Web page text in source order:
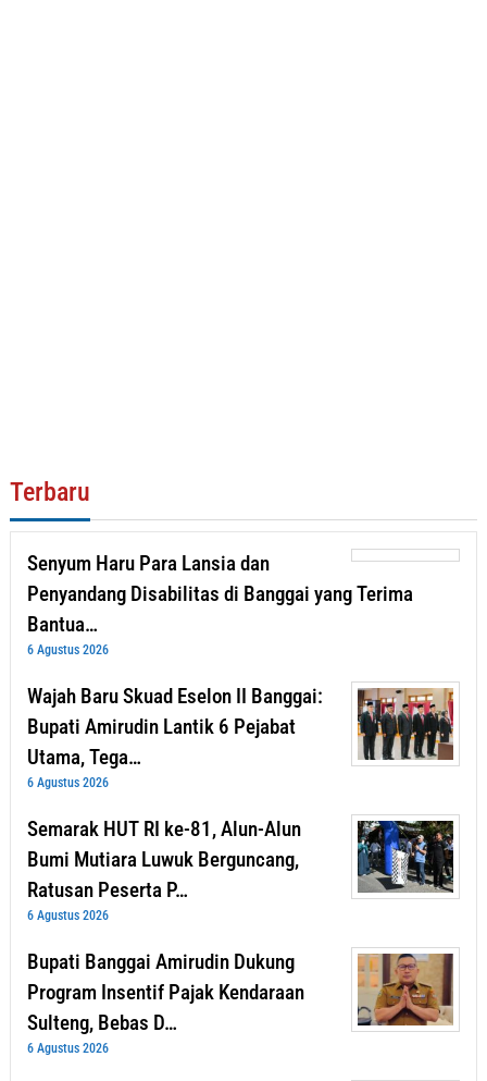
Terbaru
Senyum Haru Para Lansia dan
Penyandang Disabilitas di Banggai yang Terima
Bantua…
6 Agustus 2026
Wajah Baru Skuad Eselon II Banggai:
Bupati Amirudin Lantik 6 Pejabat
Utama, Tega…
6 Agustus 2026
Semarak HUT RI ke-81, Alun-Alun
Bumi Mutiara Luwuk Berguncang,
Ratusan Peserta P…
6 Agustus 2026
Bupati Banggai Amirudin Dukung
Program Insentif Pajak Kendaraan
Sulteng, Bebas D…
6 Agustus 2026